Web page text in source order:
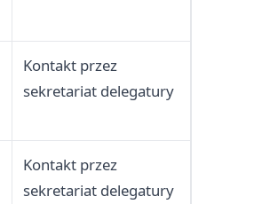
Kontakt przez
sekretariat delegatury
Kontakt przez
sekretariat delegatury